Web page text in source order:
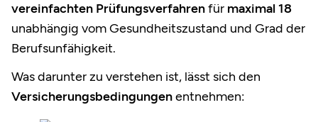
vereinfachten Prüfungsverfahrenfür maximal 18
unabhängig vom Gesundheitszustand und Grad der
Berufsunfähigkeit.
Was darunter zu verstehen ist, lässt sich den
Versicherungsbedingungenentnehmen: